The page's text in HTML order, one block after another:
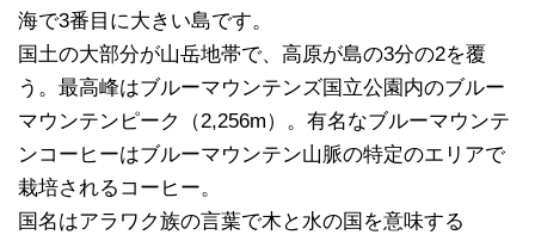
海で3番目に大きい島です。
国土の大部分が山岳地帯で、高原が島の3分の2を覆
う。最高峰はブルーマウンテンズ国立公園内のブルー
マウンテンピーク（2,256m）。有名なブルーマウンテ
ンコーヒーはブルーマウンテン山脈の特定のエリアで
栽培されるコーヒー。
国名はアラワク族の言葉で木と水の国を意味する